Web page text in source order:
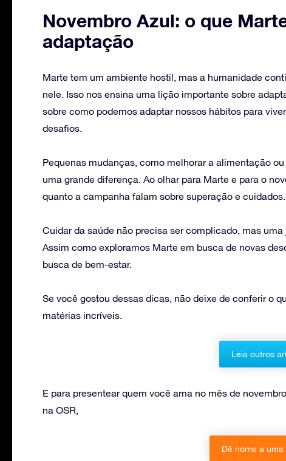
Novembro Azul: o que
adaptação
Marte tem um ambiente hostil, mas a humanidade
nele. Isso nos ensina uma lição importante sobre
sobre como podemos adaptar nossos hábitos para
desafios.
Pequenas mudanças, como melhorar a alimentação
uma grande diferença. Ao olhar para Marte e para o
quanto a campanha falam sobre superação e cuidados.
Cuidar da saúde não precisa ser complicado, mas
Assim como exploramos Marte em busca de novas
busca de bem-estar.
Se você gostou dessas dicas, não deixe de conferir o
matérias incríveis.
Leia outros
E para presentear quem você ama no mês de
na OSR,
Dê nome a uma